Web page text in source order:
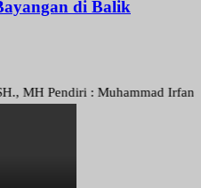
di Balik
Pendiri : Muhammad